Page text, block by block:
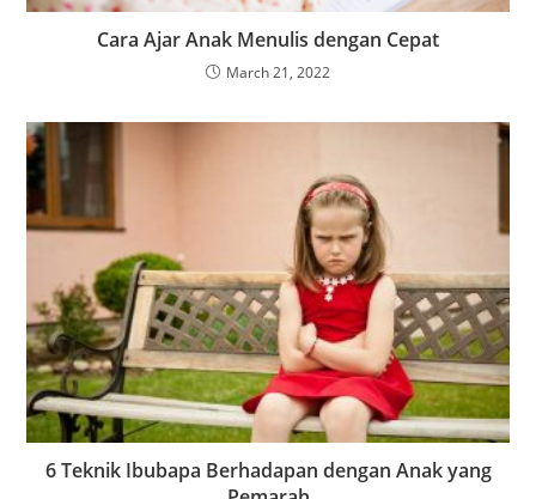
Cara Ajar Anak Menulis dengan Cepat
March 21, 2022
6 Teknik Ibubapa Berhadapan dengan Anak yang